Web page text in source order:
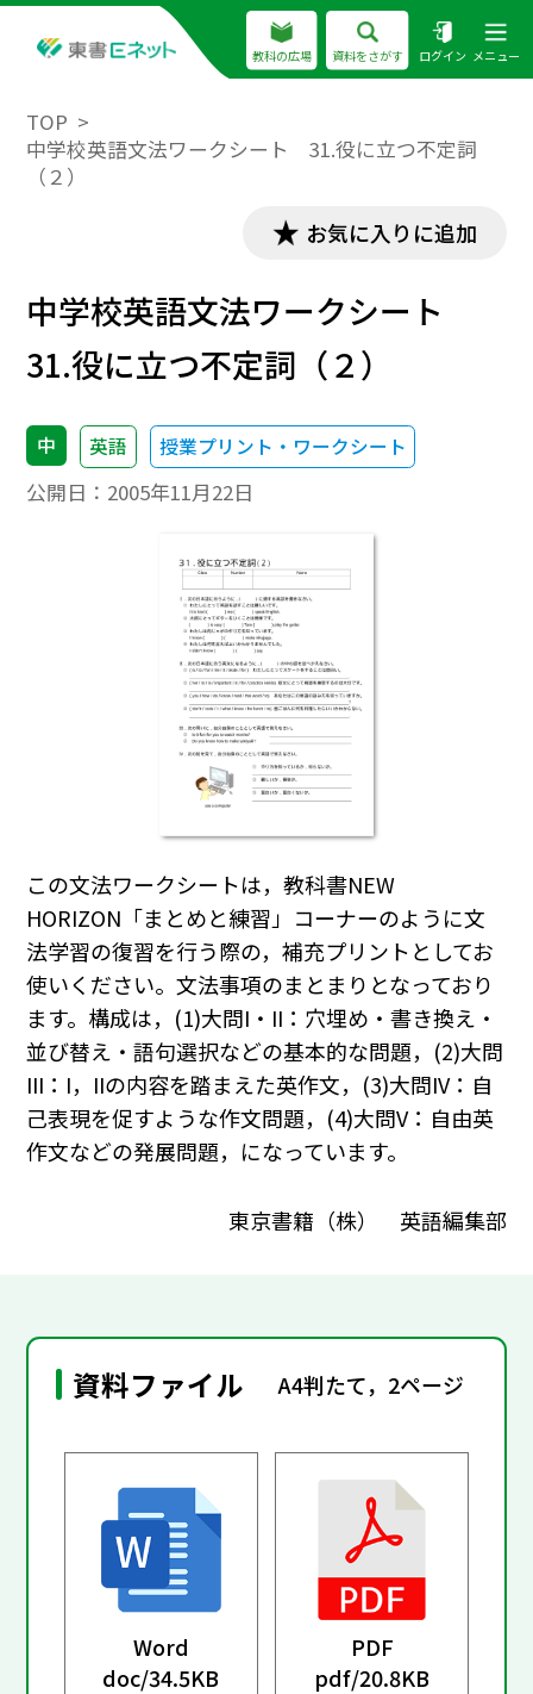
教科の広場 資料をさがす ログイン メニュー
TOP
中学校英語文法ワークシート 31.役に立つ不定詞
（２）
お気に入りに追加
中学校英語文法ワークシート
31.役に立つ不定詞（２）
中 英語 授業プリント・ワークシート
公開日： 2005年11月22日
この文法ワークシートは，教科書NEW
HORIZON「まとめと練習」コーナーのように文
法学習の復習を行う際の，補充プリントとしてお
使いください。文法事項のまとまりとなっており
ます。構成は，(1)大問I・II：穴埋め・書き換え・
並び替え・語句選択などの基本的な問題，(2)大問
III：I，IIの内容を踏まえた英作文，(3)大問IV：自
己表現を促すような作文問題，(4)大問V：自由英
作文などの発展問題，になっています。
東京書籍（株） 英語編集部
資料ファイル A4判たて，2ページ
Word
doc/34.5KB
PDF
pdf/20.8KB